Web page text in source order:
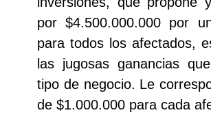
por $4.500.000.000 por
para todos los afectados,
las jugosas ganancias
tipo de negocio. Le
de $1.000.000 para cada